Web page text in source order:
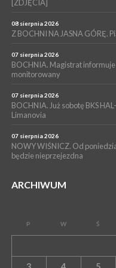
BORZĘCIN. Już w
Grzyba: Zenek Martyniuk i
[ZDJĘCIA]
08 sierpnia 2026
Z BOCHNI NA JASNA GÓRĘ.
07 sierpnia 2026
BOCHNIA. Magistrat informuje
monitorowany
07 sierpnia 2026
BOCHNIA. Już sobotę BKS
Limanovia
07 sierpnia 2026
NOWY WIŚNICZ. Od
będzie nieprzejezdna
ARCHIWUM
P W Ś